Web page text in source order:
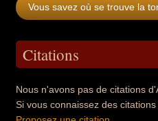
Vous savez où se trouve la
Citations
Nous n'avons pas de citations
Si vous connaissez des